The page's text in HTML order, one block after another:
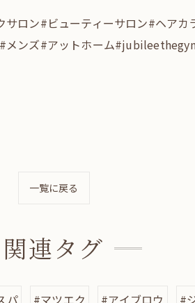
ロン#ビューティーサロン#ヘア
ンズ#アットホーム
一覧に戻る
関連タグ
パ #マツエク #アイブロウ #